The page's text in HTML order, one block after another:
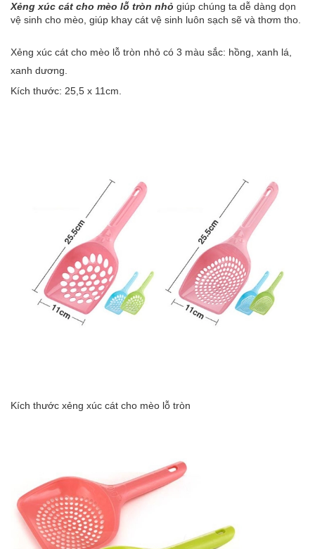
Xẻng xúc cát cho mèo lỗ tròn nhỏ giúp chúng ta dễ dàng dọn
vệ sinh cho mèo, giúp khay cát vệ sinh luôn sạch sẽ và thơm tho.
Xẻng xúc cát cho mèo lỗ tròn nhỏ có 3 màu sắc: hồng, xanh lá,
xanh dương.
Kích thước: 25,5 x 11cm.
Kích thước xẻng xúc cát cho mèo lỗ tròn